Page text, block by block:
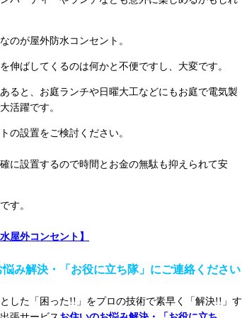
のが屋外防水コンセント。
伸ばしてくるのは何かと不便ですし、大変です。
ると、お庭ランチや日曜大工などにもお庭で電気製
活躍です。
の設置をご検討ください。
に設置するので時間とお金の無駄も抑えられて安
す。
屋外コンセント】
み解決・「お役に立ち隊」にご連絡ください
した「困った!!」をプロの技術で素早く「解決!!」す